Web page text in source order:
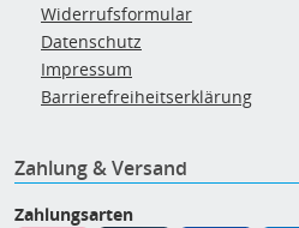
Widerrufsformular
Datenschutz
Impressum
Barrierefreiheitserklärung
Zahlung & Versand
Zahlungsarten